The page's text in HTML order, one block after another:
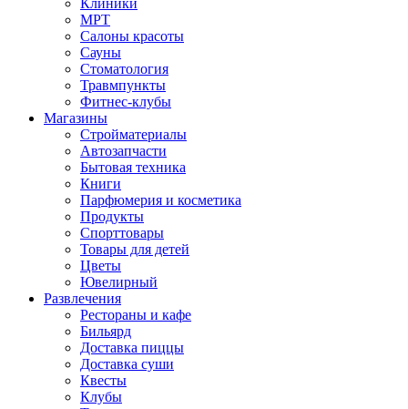
Клиники
МРТ
Салоны красоты
Сауны
Стоматология
Травмпункты
Фитнес-клубы
Магазины
Стройматериалы
Автозапчасти
Бытовая техника
Книги
Парфюмерия и косметика
Продукты
Спорттовары
Товары для детей
Цветы
Ювелирный
Развлечения
Рестораны и кафе
Бильярд
Доставка пиццы
Доставка суши
Квесты
Клубы